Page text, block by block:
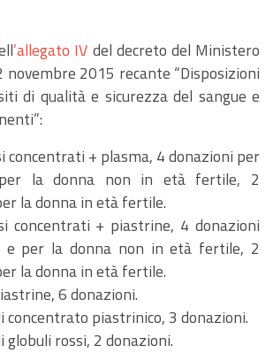
’allegato IV del decreto del Ministero
novembre 2015 recante “Disposizioni
di qualità e sicurezza del sangue e
concentrati + plasma, 4 donazioni per
la donna non in età fertile, 2
la donna in età fertile.
concentrati + piastrine, 4 donazioni
e per la donna non in età fertile, 2
la donna in età fertile.
6 donazioni.
concentrato piastrinico, 3 donazioni.
globuli rossi, 2 donazioni.